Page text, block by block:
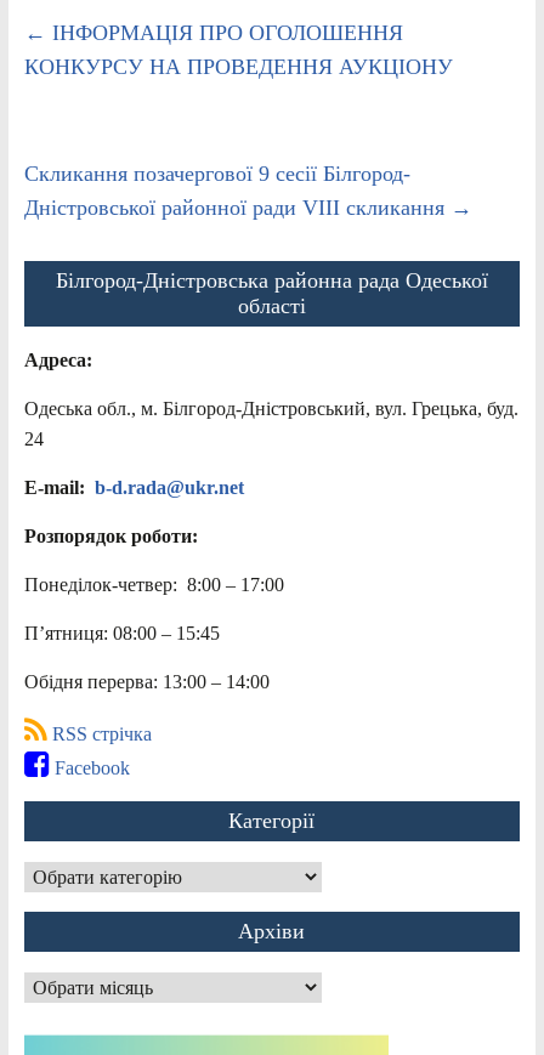
← ІНФОРМАЦІЯ ПРО ОГОЛОШЕННЯ
КОНКУРСУ НА ПРОВЕДЕННЯ АУКЦІОНУ
Скликання позачергової 9 сесії Білгород-
Дністровської районної ради VІІІ скликання →
Білгород-Дністровська районна рада Одеської
області
Адреса:
Одеська обл., м. Білгород-Дністровський, вул. Грецька, буд.
24
E-mail: b-d.rada@ukr.net
Розпорядок роботи:
Понеділок-четвер: 8:00 – 17:00
П’ятниця: 08:00 – 15:45
Обідня перерва: 13:00 – 14:00
RSS стрічка
Facebook
Категорії
Категорії
Архіви
Архіви